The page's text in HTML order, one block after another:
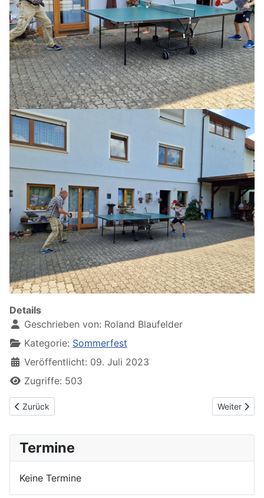
Details
Geschrieben von: Roland Blaufelder
Kategorie: Sommerfest
Veröffentlicht: 09. Juli 2023
Zugriffe: 503
Vorheriger Beitrag: Sommerfest 2021
Zurück Nächster
Weiter
Termine
Keine Termine